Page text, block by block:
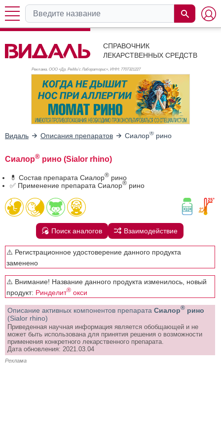
СПРАВОЧНИК
ЛЕКАРСТВЕННЫХ СРЕДСТВ
Реклама. ООО «Др. Редди’с Лабораторис», ИНН: 7707321227
Видаль Описания препаратов Сиалор® рино
Сиалор® рино (Sialor rhino)
💊 Состав препарата Сиалор® рино
✅ Применение препарата Сиалор® рино
Поиск аналогов Взаимодействие
⚠️ Регистрационное удостоверение данного продукта
заменено
⚠️ Внимание! Название данного продукта изменилось, новый
продукт: Ринделит® окси
Описание активных компонентов препарата Сиалор® рино
(Sialor rhino)
Приведенная научная информация является обобщающей и не
может быть использована для принятия решения о возможности
применения конкретного лекарственного препарата.
Дата обновления: 2021.03.04
Реклама